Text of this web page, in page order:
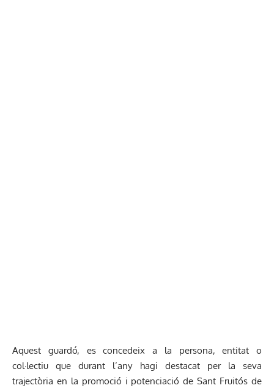
Aquest guardó, es concedeix a la persona, entitat o
col·lectiu que durant l’any hagi destacat per la seva
trajectòria en la promoció i potenciació de Sant Fruitós de